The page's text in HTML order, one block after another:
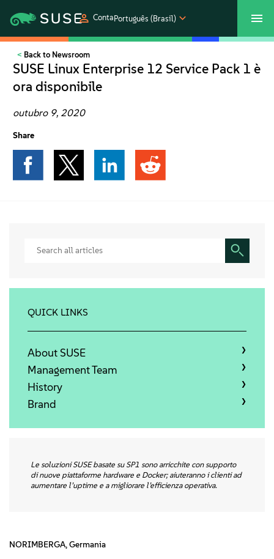
ContaPortuguês (Brasil)
SUSECON 2027
Produtos
Suporte e serviços
Contato
Downloads gratuitos
Back to Newsroom
SUSE Linux Enterprise 12 Service Pack 1 è
ora disponibile
outubro 9, 2020
Share
Le soluzioni SUSE basate su SP1 sono arricchite con supporto
di nuove piattaforme hardware e Docker; aiuteranno i clienti ad
aumentare l’uptime e a migliorare l’efficienza operativa.
NORIMBERGA, Germania
QUICK LINKS
About SUSE
Management Team
History
Brand